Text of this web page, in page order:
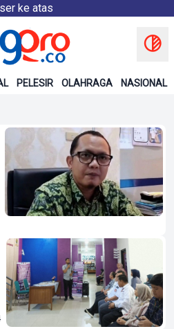
ke atas
PELESIR OLAHRAGA NASIONAL